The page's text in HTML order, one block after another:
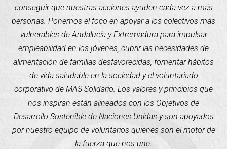
conseguir que nuestras acciones ayuden cada vez a más
personas. Ponemos el foco en apoyar a los colectivos más
vulnerables de Andalucía y Extremadura para impulsar
empleabilidad en los jóvenes, cubrir las necesidades de
alimentación de familias desfavorecidas, fomentar hábitos
de vida saludable en la sociedad y el voluntariado
corporativo de MAS Solidario. Los valores y principios que
nos inspiran están alineados con los Objetivos de
Desarrollo Sostenible de Naciones Unidas y son apoyados
por nuestro equipo de voluntarios quienes son el motor de
la fuerza que nos une.